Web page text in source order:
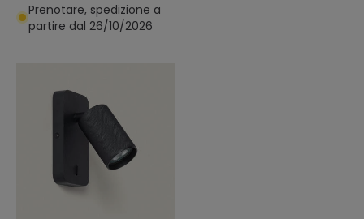
Prenotare, spedizione a
partire dal 26/10/2026